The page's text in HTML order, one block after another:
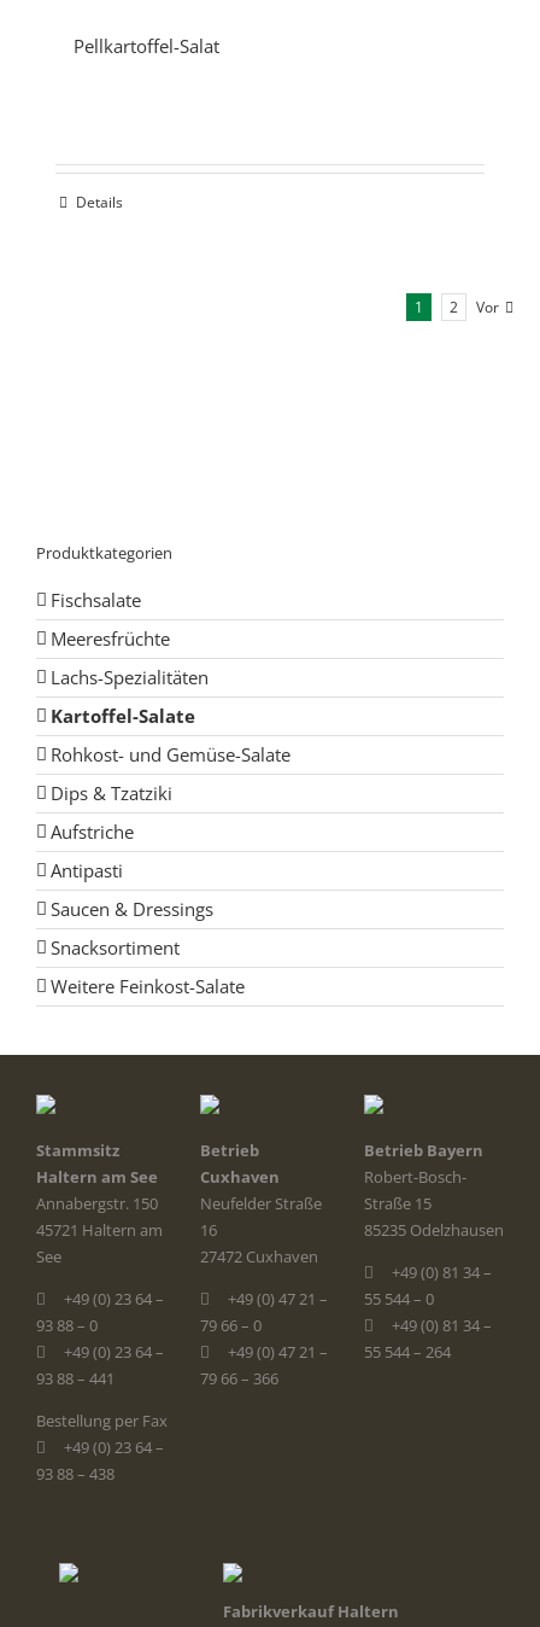
Pellkartoffel-Salat
Details
1 2 Vor
Produktkategorien
Fischsalate
Meeresfrüchte
Lachs-Spezialitäten
Kartoffel-Salate
Rohkost- und Gemüse-Salate
Dips & Tzatziki
Aufstriche
Antipasti
Saucen & Dressings
Snacksortiment
Weitere Feinkost-Salate
Stammsitz
Haltern am See
Annabergstr. 150
45721 Haltern am
See
+49 (0) 23 64 –
93 88 – 0
+49 (0) 23 64 –
93 88 – 441
Bestellung per Fax
+49 (0) 23 64 –
93 88 – 438
Betrieb
Cuxhaven
Neufelder Straße
16
27472 Cuxhaven
+49 (0) 47 21 –
79 66 – 0
+49 (0) 47 21 –
79 66 – 366
Betrieb Bayern
Robert-Bosch-
Straße 15
85235 Odelzhausen
+49 (0) 81 34 –
55 544 – 0
+49 (0) 81 34 –
55 544 – 264
Fabrikverkauf Haltern